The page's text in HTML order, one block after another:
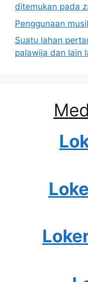
ditemukan pada
Penggunaan
Suatu lahan
palawija dan lain